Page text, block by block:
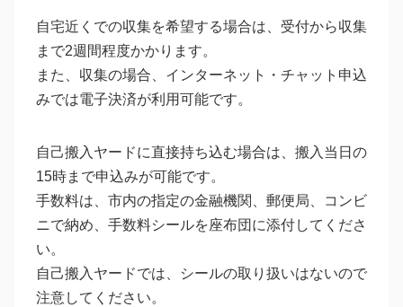
自宅近くでの収集を希望する場合は、受付から収集
まで2週間程度かかります。
また、収集の場合、インターネット・チャット申込
みでは電子決済が利用可能です。
自己搬入ヤードに直接持ち込む場合は、搬入当日の
15時まで申込みが可能です。
手数料は、市内の指定の金融機関、郵便局、コンビ
ニで納め、手数料シールを座布団に添付してくださ
い。
自己搬入ヤードでは、シールの取り扱いはないので
注意してください。